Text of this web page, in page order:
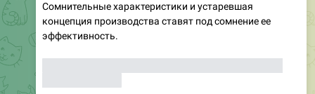
Сомнительные характеристики и устаревшая
концепция производства ставят под сомнение ее
эффективность.